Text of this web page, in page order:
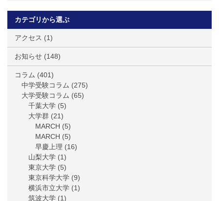
カテゴリから選ぶ
アクセス (1)
お知らせ (148)
コラム (401)
中学受験コラム (275)
大学受験コラム (65)
千葉大学 (5)
大学群 (21)
MARCH (5)
MARCH (5)
早慶上理 (16)
山梨大学 (1)
東京大学 (5)
東京科学大学 (9)
横浜市立大学 (1)
筑波大学 (1)